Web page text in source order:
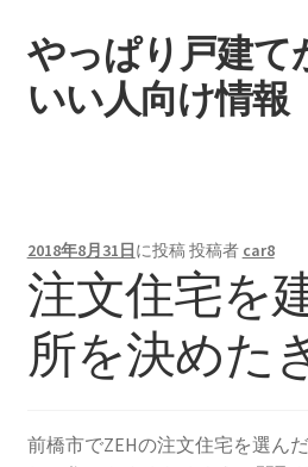
ナ
ビ
ゲ
へ
ス
キ
ッ
プ
コ
ン
テ
キ
ッ
プ
やっぱり戸建て
いい人向け情報
事故対応は自動車保険会社のほ
じゃなかったの？
人身事故に備えて対人賠償保険
信号無視した自転車を跳ねて、
2018年8月31日に投稿投稿者 car8
注文住宅を
所を決めた
前橋市でZEHの注文住宅を選ん